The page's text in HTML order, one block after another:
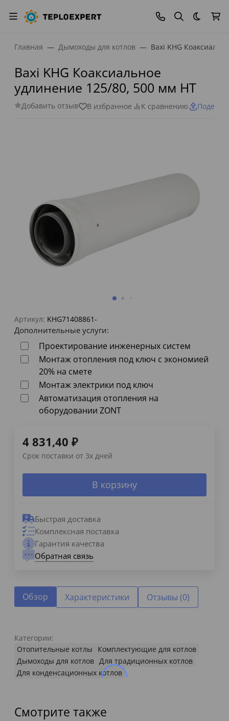
Темная
Главная Дымоходы для котлов Baxi KHG
Baxi KHG Коаксиальное
удлинение 125/80, 500 мм HT
Добавить отзыв В избранное К сравнению
Артикул: KHG71408861-
Дополнительные услуги:
Проектирование инженерных систем
Монтаж отопления под ключ с экономией
20% на смете
Монтаж электрики под ключ
Автоматизация отопления на
оборудовании ZONT
4 831,40 ₽
Срок поставки от 3х дней
В корзину
Быстрая доставка
Комплексная поставка
Гарантия качества
Обратная связь
Обзор Характеристики Отзывы (0)
Категории:
Отопительные котлы
Комплектующие для котлов
Дымоходы для котлов Для традиционных котлов
Для конденсационных котлов
Смотрите также